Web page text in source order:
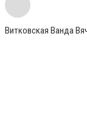
Витковская Ванда